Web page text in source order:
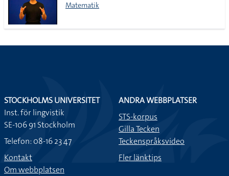
Matematik
STOCKHOLMS UNIVERSITET
Inst. för lingvistik
SE-106 91 Stockholm
Telefon: 08-16 23 47
Kontakt
Om webbplatsen
ANDRA WEBBPLATSER
STS-korpus
Gilla Tecken
Teckenspråksvideo
Fler länktips